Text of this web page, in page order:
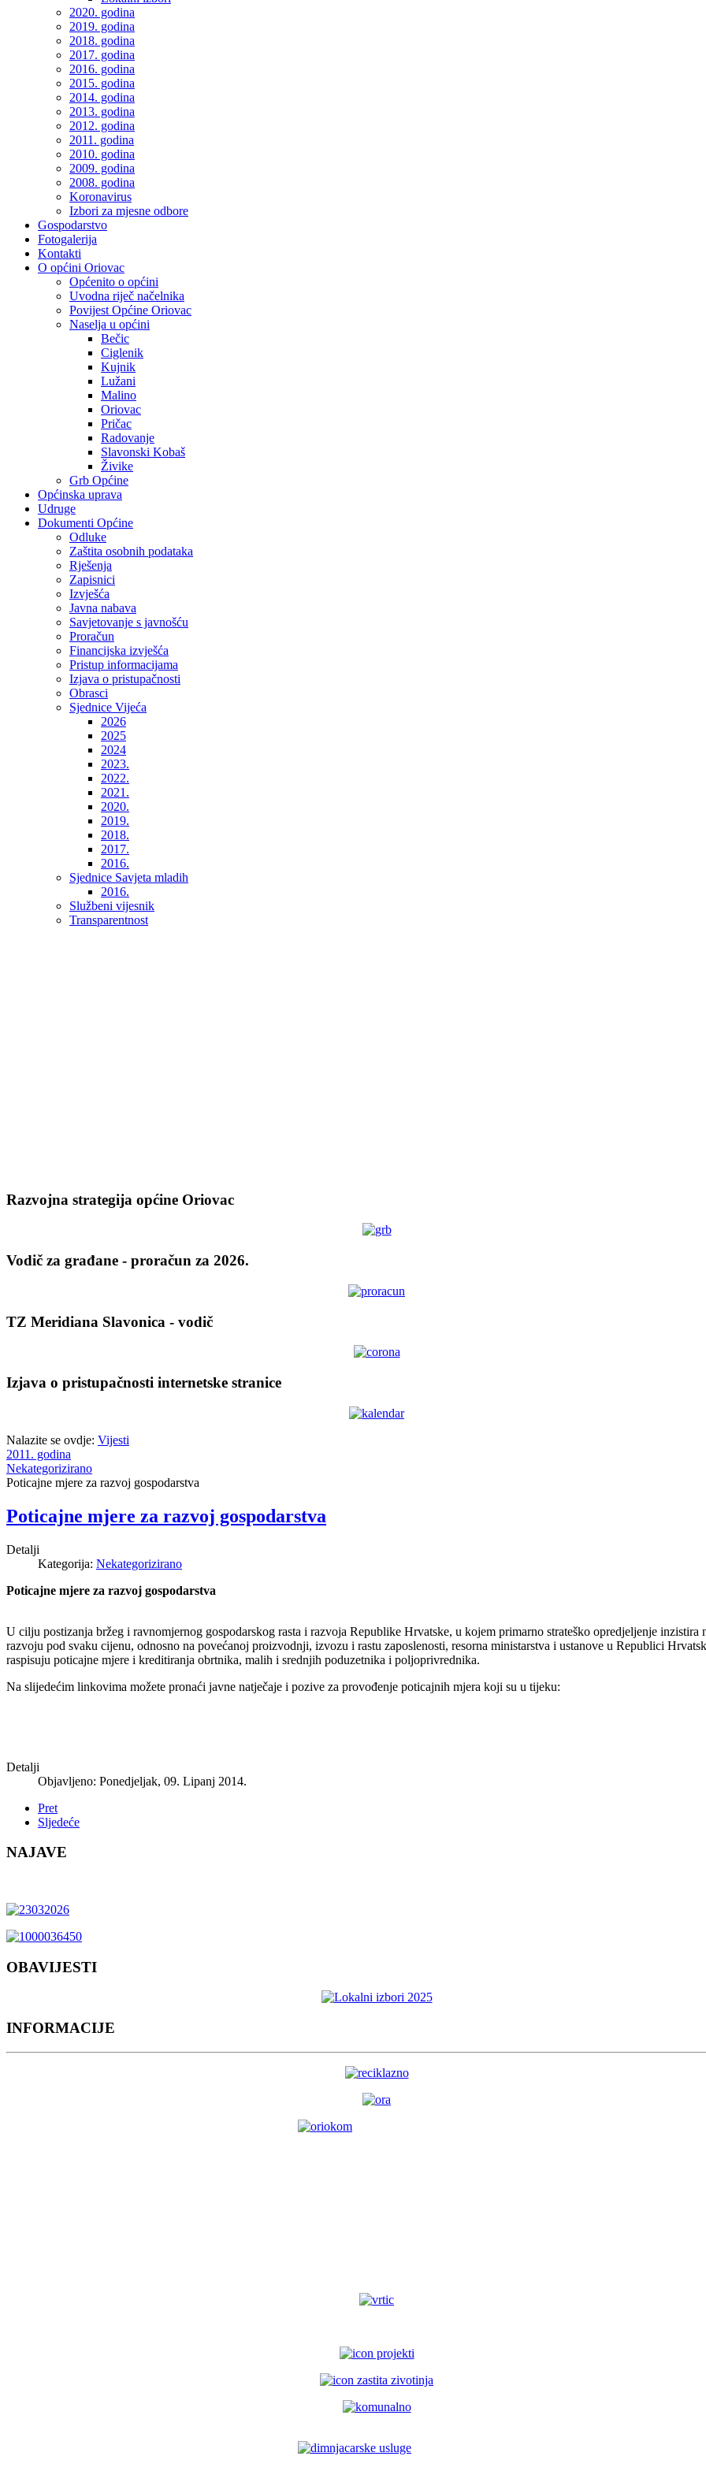
2020. godina
2019. godina
2018. godina
2017. godina
2016. godina
2015. godina
2014. godina
2013. godina
2012. godina
2011. godina
2010. godina
2009. godina
2008. godina
Koronavirus
Izbori za mjesne odbore
Gospodarstvo
Fotogalerija
Kontakti
O općini Oriovac
Općenito o općini
Uvodna riječ načelnika
Povijest Općine Oriovac
Naselja u općini
Bečic
Ciglenik
Kujnik
Lužani
Malino
Oriovac
Pričac
Radovanje
Slavonski Kobaš
Živike
Grb Općine
Općinska uprava
Udruge
Dokumenti Općine
Odluke
Zaštita osobnih podataka
Rješenja
Zapisnici
Izvješća
Javna nabava
Savjetovanje s javnošću
Proračun
Financijska izvješća
Pristup informacijama
Izjava o pristupačnosti
Obrasci
Sjednice Vijeća
2026
2025
2024
2023.
2022.
2021.
2020.
2019.
2018.
2017.
2016.
Sjednice Savjeta mladih
2016.
Službeni vijesnik
Transparentnost
Razvojna strategija općine Oriovac
Vodič za građane - proračun za 2026.
TZ Meridiana Slavonica - vodič
Izjava o pristupačnosti internetske stranice
Nalazite se ovdje: Vijesti
2011. godina
Nekategorizirano
Poticajne mjere za razvoj gospodarstva
Poticajne mjere za razvoj gospodarstva
Detalji
Kategorija: Nekategorizirano
Poticajne mjere za razvoj gospodarstva
U cilju postizanja bržeg i ravnomjernog gospodarskog rasta i razvoja Republike Hrvatske, u kojem primarno strateško opredjeljenje inzistira
razvoju pod svaku cijenu, odnosno na povećanoj proizvodnji, izvozu i rastu zaposlenosti, resorna ministarstva i ustanove u Republici
raspisuju poticajne mjere i kreditiranja obrtnika, malih i srednjih poduzetnika i poljoprivrednika.
Na slijedećim linkovima možete pronaći javne natječaje i pozive za provođenje poticajnih mjera koji su u tijeku:
Detalji
Objavljeno: Ponedjeljak, 09. Lipanj 2014.
Pret
Sljedeće
NAJAVE
OBAVIJESTI
INFORMACIJE